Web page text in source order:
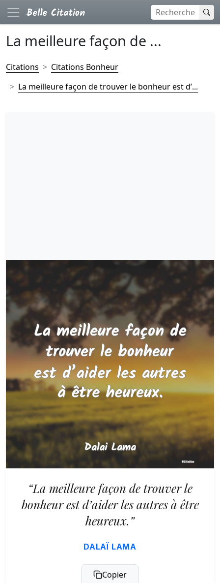
La meilleure façon de ...
Citations
Citations Bonheur
La meilleure façon de trouver le bonheur est d’...
“La meilleure façon de trouver le
bonheur est d’aider les autres à être
heureux.”
DALAÏ LAMA
Copier